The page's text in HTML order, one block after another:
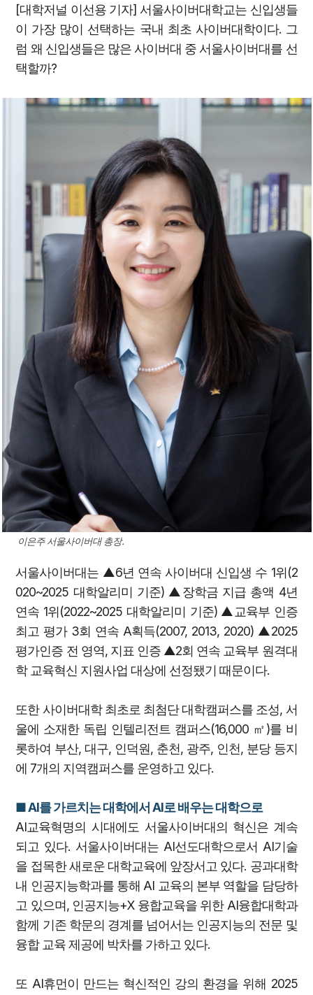
[대학저널 이선용 기자] 서울사이버대학교는 신입생들
이 가장 많이 선택하는 국내 최초 사이버대학이다. 그
럼 왜 신입생들은 많은 사이버대 중 서울사이버대를 선
택할까?
이은주 서울사이버대 총장.
서울사이버대는 ▲6년 연속 사이버대 신입생 수 1위(2
020~2025 대학알리미 기준) ▲장학금 지급 총액 4년
연속 1위(2022~2025 대학알리미 기준) ▲교육부 인증
최고 평가 3회 연속 A획득(2007, 2013, 2020) ▲2025
평가인증 전 영역, 지표 인증 ▲2회 연속 교육부 원격대
학 교육혁신 지원사업 대상에 선정됐기 때문이다.
또한 사이버대학 최초로 최첨단 대학캠퍼스를 조성, 서
울에 소재한 독립 인텔리전트 캠퍼스(16,000 ㎡)를 비
롯하여 부산, 대구, 인덕원, 춘천, 광주, 인천, 분당 등지
에 7개의 지역캠퍼스를 운영하고 있다.
■ AI를 가르치는 대학에서 AI로 배우는 대학으로
AI교육혁명의 시대에도 서울사이버대의 혁신은 계속
되고 있다. 서울사이버대는 AI선도대학으로서 AI기술
을 접목한 새로운 대학교육에 앞장서고 있다. 공과대학
내 인공지능학과를 통해 AI 교육의 본부 역할을 담당하
고 있으며, 인공지능+X 융합교육을 위한 AI융합대학과
함께 기존 학문의 경계를 넘어서는 인공지능의 전문 및
융합 교육 제공에 박차를 가하고 있다.
또 AI휴먼이 만드는 혁신적인 강의 환경을 위해 2025